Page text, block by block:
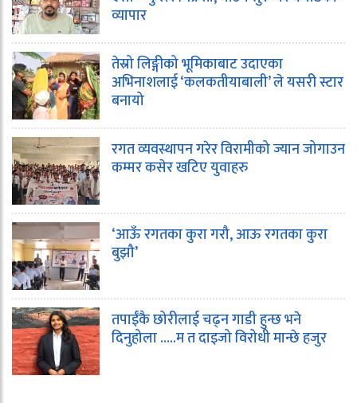
व्यापार
तेस्रो लिङ्गीको भूमिकाबाट उदाएका
अभिनाशलाई ‘कलकतीयाबाली’ ले यसरी स्टार
बनायो
रगत व्यवस्थापन गरेर विरामीको ज्यान जोगाउन
कम्मर कसेर खटिए युवाहरु
‘आऊँ रगतका कुरा गरौ, आऊ रगतका कुरा
बुझौ’
तपाईंकै छोरीलाई चढ्न गाडी हुन्छ भने
दिनुहोला …..म त दाइजो विरोधी मान्छे हजुर